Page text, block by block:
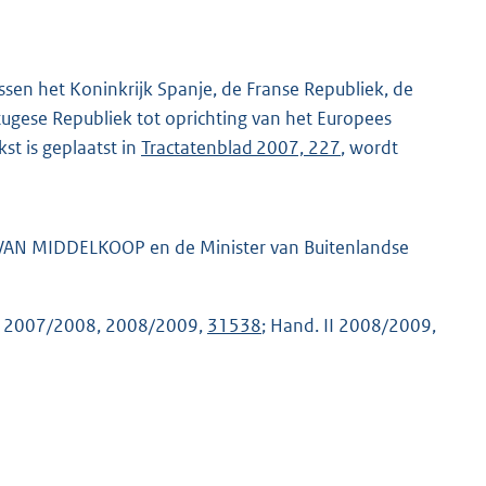
het Koninkrijk Spanje, de Franse Republiek, de
Republiek tot oprichting van het Europees
is geplaatst in Tractatenblad 2007, 227, wordt
MIDDELKOOP en de Minister van Buitenlandse
2007/2008, 2008/2009, 31538; Hand. II 2008/2009,